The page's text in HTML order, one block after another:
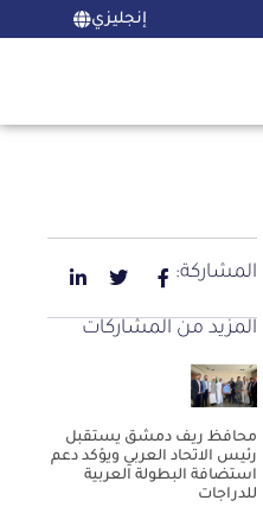
إنجليزي
المشاركة:
المزيد من المشاركات
محافظ ريف دمشق يستقبل
رئيس الاتحاد العربي ويؤكد دعم
استضافة البطولة العربية
للدراجات